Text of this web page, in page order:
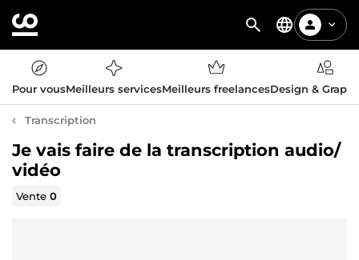
Pour vousMeilleurs servicesMeilleurs freelancesDesign &
Transcription
Je vais faire de la transcription audio/
vidéo
Vente0